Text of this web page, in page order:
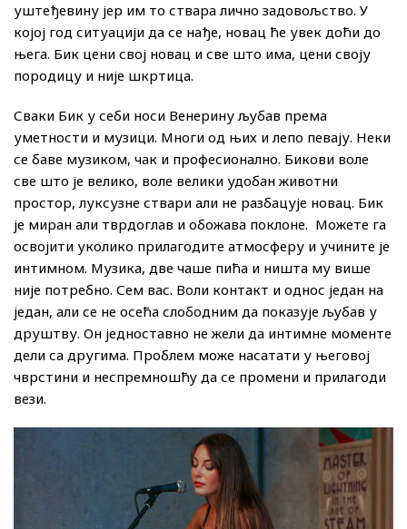
уштеђевину јер им то ствара лично задовољство. У
којој год ситуацији да се нађе, новац ће увек доћи до
њега. Бик цени свој новац и све што има, цени своју
породицу и није шкртица.
Сваки Бик у себи носи Венерину љубав према
уметности и музици. Многи од њих и лепо певају. Неки
се баве музиком, чак и професионално. Бикови воле
све што је велико, воле велики удобан животни
простор, луксузне ствари али не разбацује новац. Бик
је миран али тврдоглав и обожава поклоне. Можете га
освојити уколико прилагодите атмосферу и учините је
интимном. Музика, две чаше пића и ништа му више
није потребно. Сем вас. Воли контакт и однос један на
један, али се не осећа слободним да показује љубав у
друштву. Он једноставно не жели да интимне моменте
дели са другима. Проблем може насатати у његовој
чврстини и неспремношћу да се промени и прилагоди
вези.